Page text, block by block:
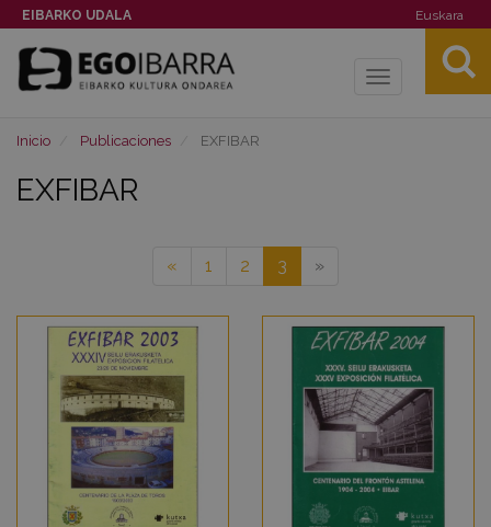
EIBARKO UDALA Euskara
Toggle
Inicio Publicaciones EXFIBAR
EXFIBAR
« 1 2 3 »